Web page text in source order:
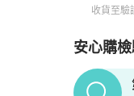
收貨至驗
安心購
PopChill